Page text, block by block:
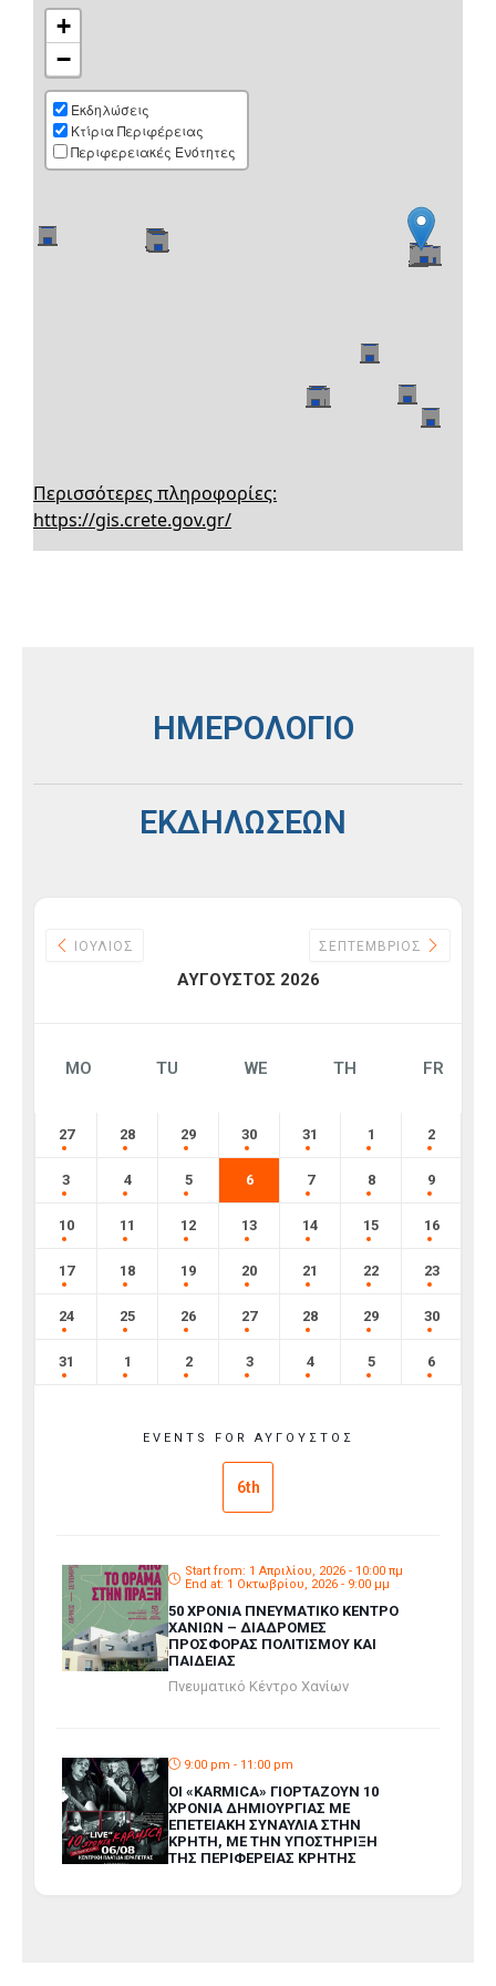
ΗΜΕΡΟΛΟΓΙΟ
ΕΚΔΗΛΩΣΕΩΝ
ΙΟΎΛΙΟΣ
ΑΎΓΟΥΣΤΟΣ 2026
ΣΕΠΤΈΜΒΡΙΟΣ
MO TU WE TH FR
27 28 29 30 31 1 2
3 4 5 6 7 8 9
10 11 12 13 14 15 16
17 18 19 20 21 22 23
24 25 26 27 28 29 30
31 1 2 3 4 5 6
EVENTS FOR ΑΎΓΟΥΣΤΟΣ
6th
Start from: 1 Απριλίου, 2026 - 10:00 πμ
End at: 1 Οκτωβρίου, 2026 - 9:00 μμ
50 ΧΡΟΝΙΑ ΠΝΕΥΜΑΤΙΚΟ ΚΕΝΤΡΟ
ΧΑΝΙΩΝ – ΔΙΑΔΡΟΜΕΣ
ΠΡΟΣΦΟΡΑΣ ΠΟΛΙΤΙΣΜΟΥ ΚΑΙ
ΠΑΙΔΕΙΑΣ
Πνευματικό Κέντρο Χανίων
9:00 pm - 11:00 pm
ΟΙ «KARMICA» ΓΙΟΡΤΆΖΟΥΝ 10
ΧΡΌΝΙΑ ΔΗΜΙΟΥΡΓΊΑΣ ΜΕ
ΕΠΕΤΕΙΑΚΉ ΣΥΝΑΥΛΊΑ ΣΤΗΝ
ΚΡΉΤΗ, ΜΕ ΤΗΝ ΥΠΟΣΤΉΡΙΞΗ
ΤΗΣ ΠΕΡΙΦΈΡΕΙΑΣ ΚΡΉΤΗΣ